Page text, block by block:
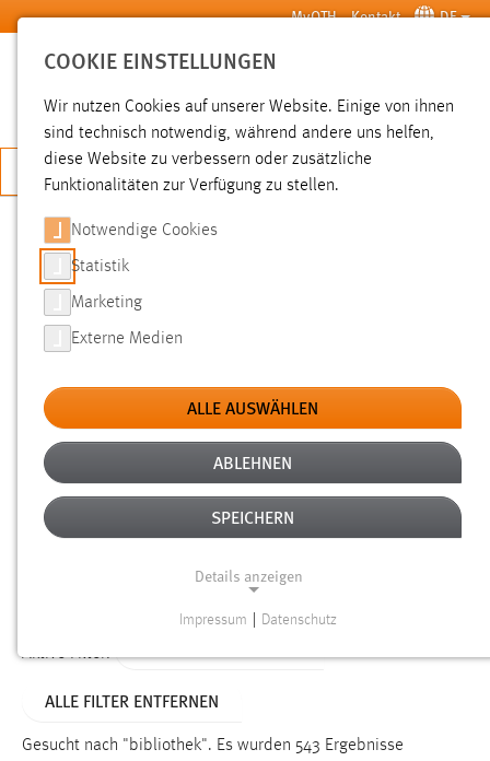
Zum Hauptinhalt springen MyOTH Kontakt DE
SUCHE
JETZT BEWERBEN
SUCHE
FILTER
Typ
Erstellungsdatum
Alter
Aktive Filter:
ALLE FILTER ENTFERNEN
Gesucht nach "bibliothek". Es wurden 543 Ergebnisse
COOKIE EINSTELLUNGEN
Wir nutzen Cookies auf unserer Website. Einige von ihnen
sind technisch notwendig, während andere uns helfen,
diese Website zu verbessern oder zusätzliche
Funktionalitäten zur Verfügung zu stellen.
Notwendige Cookies
Statistik
Marketing
Externe Medien
ALLE AUSWÄHLEN
ABLEHNEN
SPEICHERN
Details anzeigen
Funktionen und sind für die einwandfreie Funktion der
Impressum Datenschutz